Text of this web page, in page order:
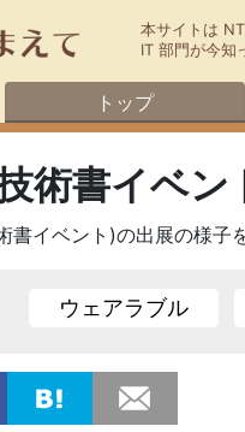
本サイトは
IT 部門が今知
トップ
術書イベン
書イベント)の出展の様子
ウェアラブル